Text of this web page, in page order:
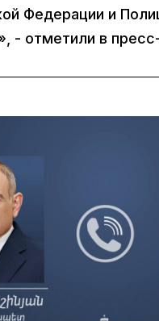
Федерации и
- отметили в